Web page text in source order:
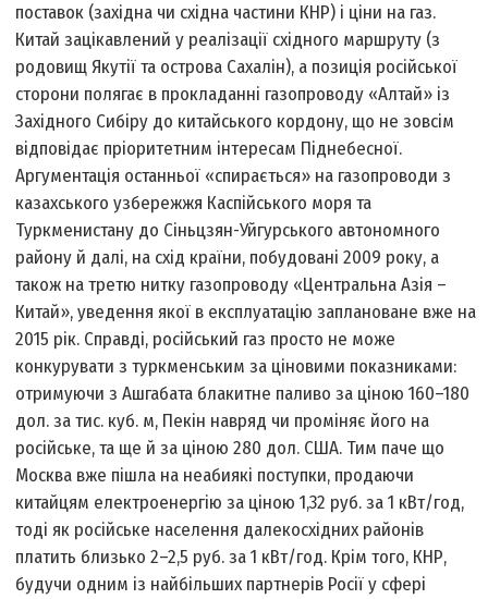
поставок (західна чи східна частини КНР) і ціни на газ.
Китай зацікавлений у реалізації східного маршруту (з
родовищ Якутії та острова Сахалін), а позиція російської
сторони полягає в прокладанні газопроводу «Алтай» із
Західного Сибіру до китайського кордону, що не зовсім
відповідає пріоритетним інтересам Піднебесної.
Аргументація останньої «спирається» на газопроводи з
казахського узбережжя Каспійського моря та
Туркменистану до Сіньцзян-Уйгурського автономного
району й далі, на схід країни, побудовані 2009 року, а
також на третю нитку газопроводу «Центральна Азія –
Китай», уведення якої в експлуатацію заплановане вже на
2015 рік. Справді, російський газ просто не може
конкурувати з туркменським за ціновими показниками:
отримуючи з Ашгабата блакитне паливо за ціною 160–180
дол. за тис. куб. м, Пекін навряд чи проміняє його на
російське, та ще й за ціною 280 дол. США. Тим паче що
Москва вже пішла на неабиякі поступки, продаючи
китайцям електроенергію за ціною 1,32 руб. за 1 кВт/год,
тоді як російське населення далекосхідних районів
платить близько 2–2,5 руб. за 1 кВт/год. Крім того, КНР,
будучи одним із найбільших партнерів Росії у сфері